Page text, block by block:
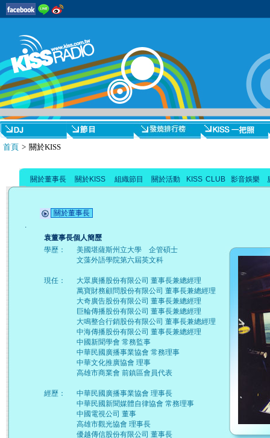
首頁 > 關於KISS
關於董事長 關於KISS 組織節目 關於活動 KISS CLUB 影音娛樂
關於董事長
.
袁董事長個人簡歷
學歷：
美國堪薩斯州立大學 企管碩士
文藻外語學院第六屆英文科
現任：
大眾廣播股份有限公司 董事長兼總經理
萬寶財務顧問股份有限公司 董事長兼總經理
大奇廣告股份有限公司 董事長兼總經理
巨輪傳播股份有限公司 董事長兼總經理
大鳴整合行銷股份有限公司 董事長兼總經理
中海傳播股份有限公司 董事長兼總經理
中國新聞學會 常務監事
中華民國廣播事業協會 常務理事
中華文化推廣協會 理事
高雄市商業會 前鎮區會員代表
經歷：
中華民國廣播事業協會 理事長
中華民國新聞媒體自律協會 常務理事
中國電視公司 董事
高雄市觀光協會 理事長
優越傳信股份有限公司 董事長